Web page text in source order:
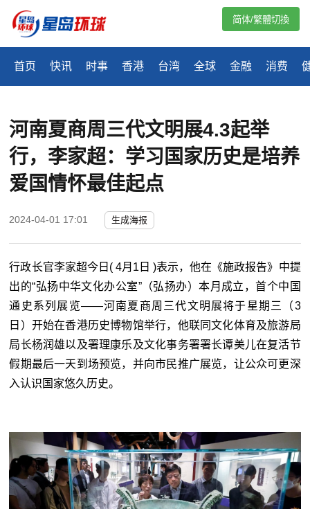
首页 快讯 时事 香港 台湾 全球 金融 消费
简体/繁體切換
河南夏商周三代文明展4.3起举
行，李家超：学习国家历史是培养
爱国情怀最佳起点
2024-04-01 17:01 生成海报
行政长官李家超今日( 4月1日 )表示，他在《施政报告》中提
出的“弘扬中华文化办公室”（弘扬办）本月成立，首个中国
通史系列展览——河南夏商周三代文明展将于星期三（3
日）开始在香港历史博物馆举行，他联同文化体育及旅游局
局长杨润雄以及署理康乐及文化事务署署长谭美儿在复活节
假期最后一天到场预览，并向市民推广展览，让公众可更深
入认识国家悠久历史。